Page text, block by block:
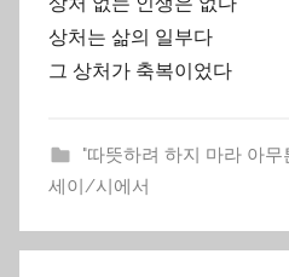
상처는 삶의 일부다
그 상처가 축복이었다
"따뜻하려 하지 마라 아
세이/시에서